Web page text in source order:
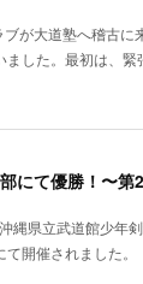
が大道塾へ稽古に
ました。最初は、
縄県立武道館少年
開催されました。